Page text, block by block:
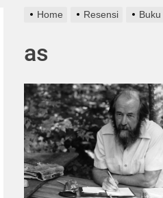
Home Resensi Buku
as